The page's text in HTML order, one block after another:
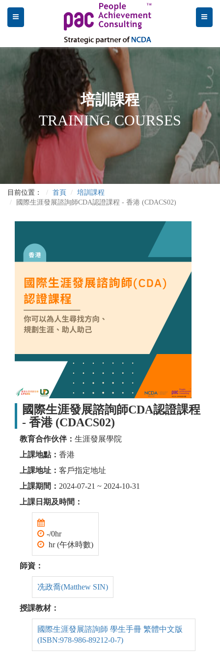
培訓課程
TRAINING COURSES
目前位置： 首頁
培訓課程
國際生涯發展諮詢師CDA認證課程 - 香港 (CDACS02)
國際生涯發展諮詢師CDA認證課程
- 香港 (CDACS02)
教育合作伙伴： 生涯發展學院
上課地點： 香港
上課地址： 客戶指定地址
上課期間： 2024-07-21 ~ 2024-10-31
上課日期及時間：
-/0hr
hr (午休時數)
師資：
冼政喬(Matthew SIN)
授課教材：
國際生涯發展諮詢師 學生手冊 繁體中文版
(ISBN:978-986-89212-0-7)